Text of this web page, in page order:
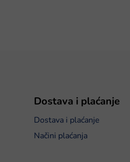
Dostava i plaćanje
Dostava i plaćanje
Načini plaćanja